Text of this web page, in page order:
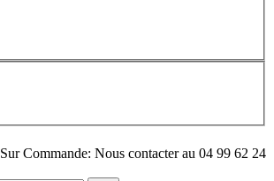
Sur Commande: Nous contacter au 04 99 62 24